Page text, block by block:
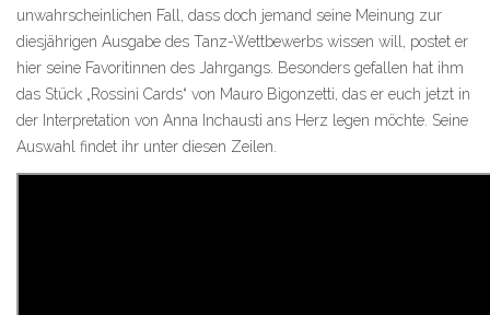
unwahrscheinlichen Fall, dass doch jemand seine Meinung zur
diesjährigen Ausgabe des Tanz-Wettbewerbs wissen will, postet er
hier seine Favoritinnen des Jahrgangs. Besonders gefallen hat ihm
das Stück „Rossini Cards“ von Mauro Bigonzetti, das er euch jetzt in
der Interpretation von Anna Inchausti ans Herz legen möchte. Seine
Auswahl findet ihr unter diesen Zeilen.